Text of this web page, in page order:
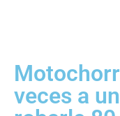
veces a